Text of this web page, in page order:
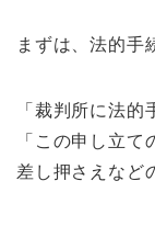
まずは、法的手
「裁判所に法的
「この申し立
差し押さえなど